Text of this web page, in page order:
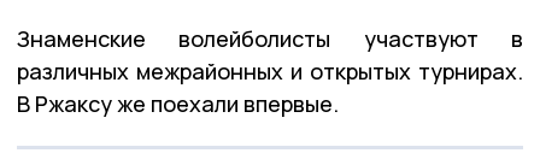
Знаменские волейболисты участвуют в
различных межрайонных и открытых турнирах.
В Ржаксу же поехали впервые.